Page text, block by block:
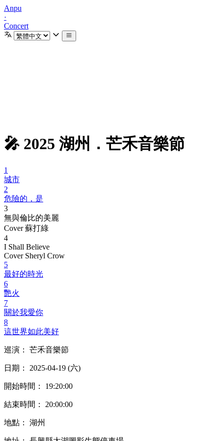
Anpu
·
Concert
🎤 2025 湖州．芒禾音樂節
1
城市
2
危險的，是
3
無與倫比的美麗
Cover 蘇打綠
4
I Shall Believe
Cover Sheryl Crow
5
最好的時光
6
艷火
7
關於我愛你
8
這世界如此美好
巡演： 芒禾音樂節
日期： 2025-04-19 (六)
開始時間： 19:20:00
結束時間： 20:00:00
地點： 湖州